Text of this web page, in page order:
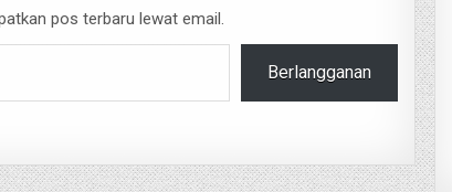
pos terbaru lewat email.
Berlangganan